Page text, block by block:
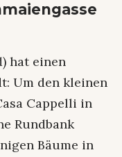
hat einen
Um den kleinen
Cappelli in
Rundbank
Bäume in